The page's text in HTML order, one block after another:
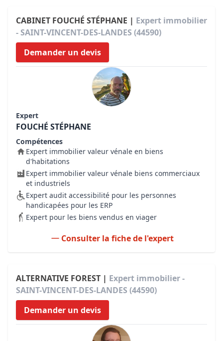
CABINET FOUCHÉ STÉPHANE | Expert immobilier
- SAINT-VINCENT-DES-LANDES (44590)
Demander un devis
Expert
FOUCHÉ STÉPHANE
Compétences
Expert immobilier valeur vénale en biens
d'habitations
Expert immobilier valeur vénale biens commerciaux
et industriels
Expert audit accessibilité pour les personnes
handicapées pour les ERP
Expert pour les biens vendus en viager
Consulter la fiche de l'expert
ALTERNATIVE FOREST | Expert immobilier -
SAINT-VINCENT-DES-LANDES (44590)
Demander un devis